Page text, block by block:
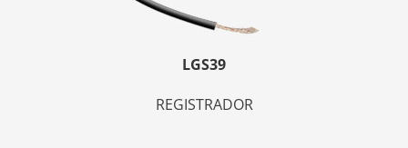
LGS39
REGISTRADOR